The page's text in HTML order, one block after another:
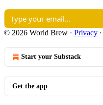
© 2026 World Brew · Privacy ∙
Start your Substack
Get the app